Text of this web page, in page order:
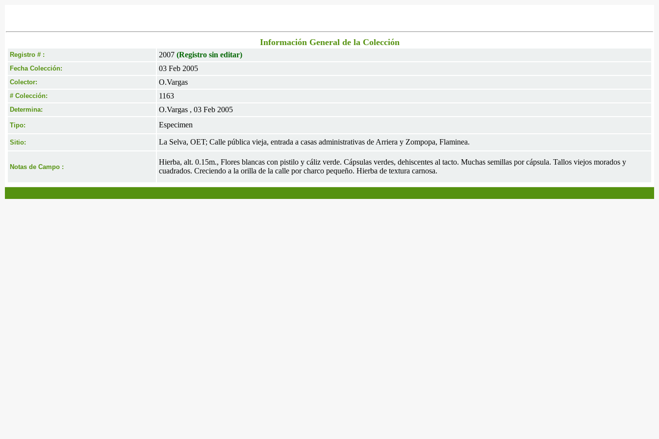
Información General de la Colección
Registro # : 2007 (Registro sin editar)
Fecha Colección: 03 Feb 2005
Colector: O.Vargas
# Colección: 1163
Determina: O.Vargas , 03 Feb 2005
Tipo: Especimen
Sitio: La Selva, OET; Calle pública vieja, entrada a casas administrativas de Arriera y Zompopa, Flaminea.
Notas de Campo :
Hierba, alt. 0.15m., Flores blancas con pistilo y cáliz verde. Cápsulas verdes, dehiscentes al tacto. Muchas semillas por cápsula. Tallos viejos morados y
cuadrados. Creciendo a la orilla de la calle por charco pequeño. Hierba de textura carnosa.